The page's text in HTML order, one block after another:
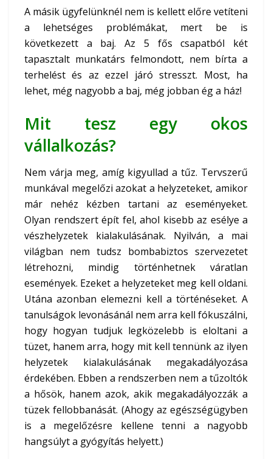
A másik ügyfelünknél nem is kellett előre vetíteni
a lehetséges problémákat, mert be is
következett a baj. Az 5 fős csapatból két
tapasztalt munkatárs felmondott, nem bírta a
terhelést és az ezzel járó stresszt. Most, ha
lehet, még nagyobb a baj, még jobban ég a ház!
Mit tesz egy okos
vállalkozás?
Nem várja meg, amíg kigyullad a tűz. Tervszerű
munkával megelőzi azokat a helyzeteket, amikor
már nehéz kézben tartani az eseményeket.
Olyan rendszert épít fel, ahol kisebb az esélye a
vészhelyzetek kialakulásának. Nyilván, a mai
világban nem tudsz bombabiztos szervezetet
létrehozni, mindig történhetnek váratlan
események. Ezeket a helyzeteket meg kell oldani.
Utána azonban elemezni kell a történéseket. A
tanulságok levonásánál nem arra kell fókuszálni,
hogy hogyan tudjuk legközelebb is eloltani a
tüzet, hanem arra, hogy mit kell tennünk az ilyen
helyzetek kialakulásának megakadályozása
érdekében. Ebben a rendszerben nem a tűzoltók
a hősök, hanem azok, akik megakadályozzák a
tüzek fellobbanását. (Ahogy az egészségügyben
is a megelőzésre kellene tenni a nagyobb
hangsúlyt a gyógyítás helyett.)